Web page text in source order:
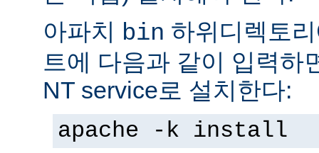
아파치 bin 하위디렉토
트에 다음과 같이 입력하
NT service로 설치한다:
apache -k install